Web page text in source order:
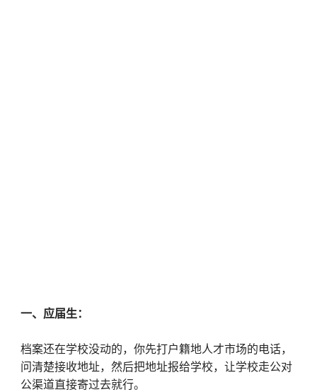
一、应届生：
档案还在学校没动的，你先打户籍地人才市场的电话，
问清楚接收地址，然后把地址报给学校，让学校走公对
公渠道直接寄过去就行。